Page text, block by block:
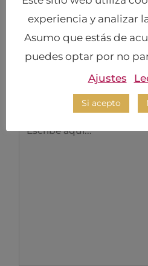
Deja un
Tu dirección de correo
Los campos
marcados con*
experiencia y analizar
Asumo que estás de
puedes optar por no
Ajustes
Si acepto